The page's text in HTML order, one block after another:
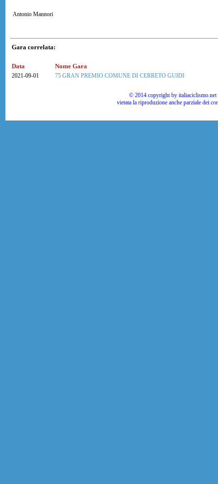
Antonio Mannori
Gara correlata:
Data Nome Gara
2021-09-01 75 GRAN PREMIO COMUNE DI CERRETO GUIDI
© 2014 copyright by
vietata la riproduzione anche parziale dei